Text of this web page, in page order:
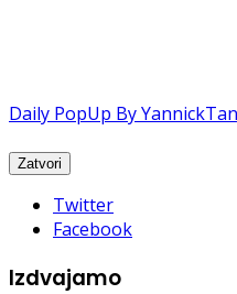
Daily PopUp By
Twitter
Facebook
Izdvajamo